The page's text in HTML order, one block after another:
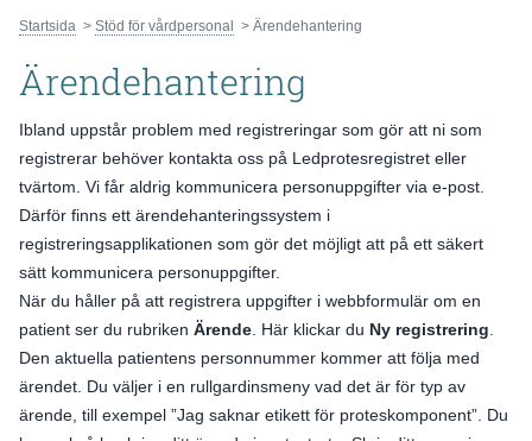
Startsida Stöd för vårdpersonal Ärendehantering
Ärendehantering
Ibland uppstår problem med registreringar som gör att ni som
registrerar behöver kontakta oss på Ledprotesregistret eller
tvärtom. Vi får aldrig kommunicera personuppgifter via e-post.
Därför finns ett ärendehanteringssystem i
registreringsapplikationen som gör det möjligt att på ett säkert
sätt kommunicera personuppgifter.
När du håller på att registrera uppgifter i webbformulär om en
patient ser du rubriken Ärende . Här klickar du Ny registrering
Den aktuella patientens personnummer kommer att följa med
ärendet. Du väljer i en rullgardinsmeny vad det är för typ av
ärende, till exempel ”Jag saknar etikett för proteskomponent”. Du